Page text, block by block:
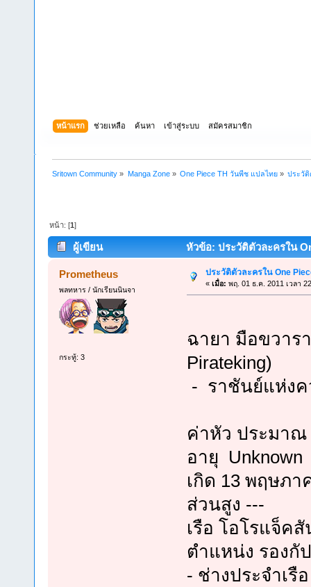
หน้าแรก ช่วยเหลือ ค้นหา เข้าสู่ระบบ สมัครสมาชิก
Sritown Community » Manga Zone» One Piece TH วันพีช แปลไทย» ประวัติ
หน้า: [1]
ผู้เขียน หัวข้อ: ประวัติตัวละครใน
Prometheus
พลทหาร / นักเรียนนินจา
กระทู้: 3
ประวัติตัวละครใน One
« เมื่อ: พฤ. 01 ธ.ค. 2011 เวลา
ฉายา มือขวาร
Pirateking)
- ราชันย์แห่งค
ค่าหัว ประมาณ
อายุ Unknown
เกิด 13 พฤษภ
ส่วนสูง ---
เรือ โอโรแจ็ค
ตำแหน่ง รองกั
- ช่างประจำเรื